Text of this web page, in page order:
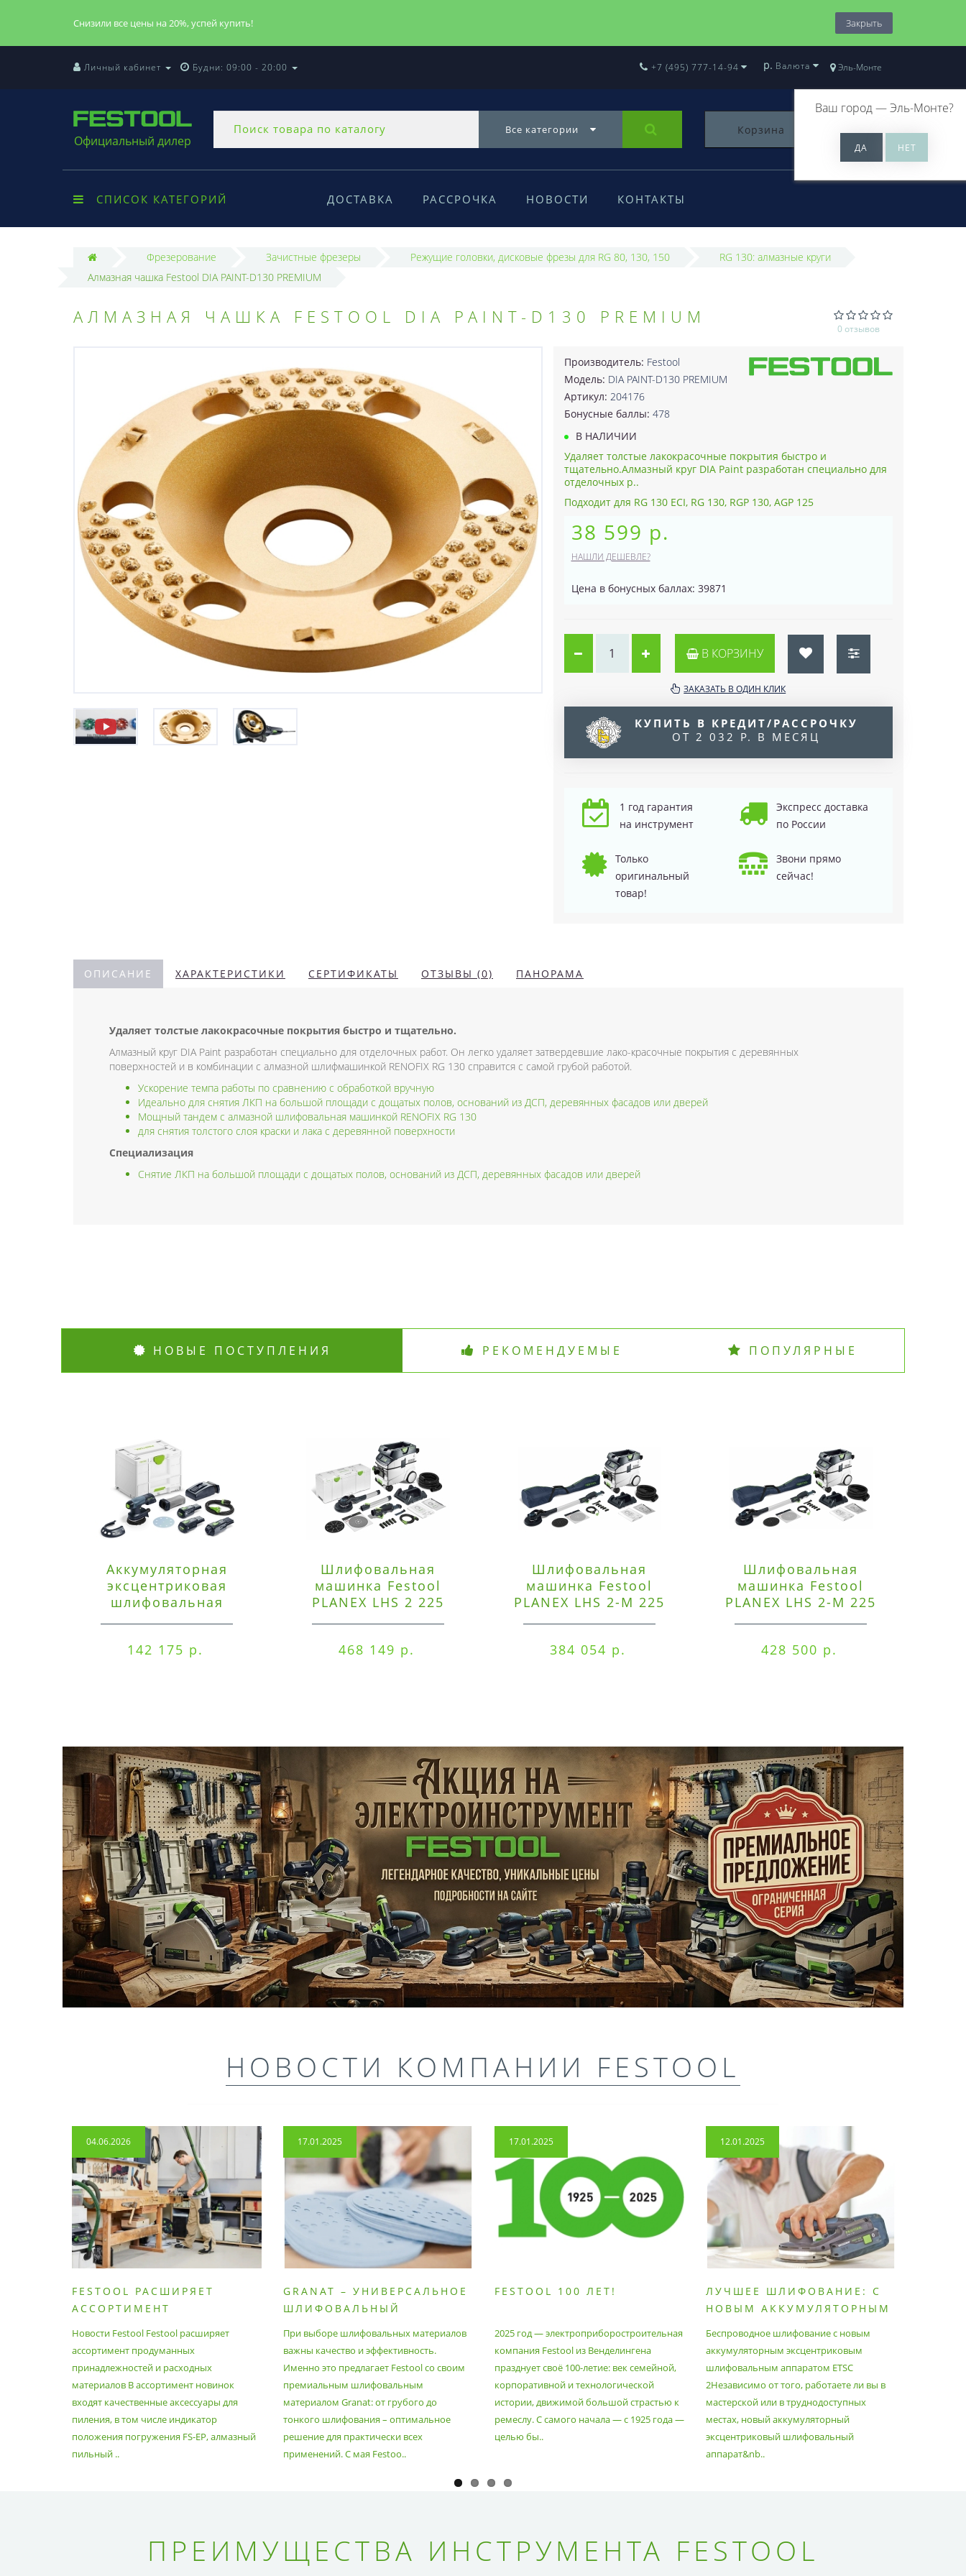
Снизили все цены на 20%, успей купить! Закрыть
Личный кабинет Будни: 09:00 - 20:00 Эль-Монте
Ваш город —Эль-Монте?
+7 (495) 777-14-94 р. Валюта
Официальный дилер
Все категории Корзина 0
СПИСОК КАТЕГОРИЙ ДОСТАВКА РАССРОЧКА НОВОСТИ КОНТАКТЫ
Фрезерование Зачистные фрезеры Режущие головки, дисковые фрезы для RG 80, 130, 150
RG 130: алмазные круги
Алмазная чашка Festool DIA PAINT-D130 PREMIUM
АЛМАЗНАЯ ЧАШКА FESTOOL DIA PAINT-D130 PREMIUM
0 отзывов
Производитель: Festool
Модель: DIA PAINT-D130 PREMIUM
Артикул: 204176
Бонусные баллы: 478
В НАЛИЧИИ
Удаляет толстые лакокрасочные покрытия быстро и
тщательно.Алмазный круг DIA Paint разработан специально для
отделочных р..
Подходит для RG 130 ECI, RG 130, RGP 130, AGP 125
38 599 р.
НАШЛИ ДЕШЕВЛЕ?
Цена в бонусных баллах: 39871
В КОРЗИНУ
ЗАКАЗАТЬ В ОДИН КЛИК
КУПИТЬ В КРЕДИТ/РАССРОЧКУ
ОТ 2 032 Р. В МЕСЯЦ
1 год гарантия
на инструмент
Экспресс доставка
по России
Только
оригинальный
товар!
Звони прямо
сейчас!
ОПИСАНИЕ ХАРАКТЕРИСТИКИ СЕРТИФИКАТЫ ОТЗЫВЫ (0) ПАНОРАМА
Удаляет толстые лакокрасочные покрытия быстро и тщательно.
Алмазный круг DIA Paint разработан специально для отделочных работ. Он легко удаляет затвердевшие лако-красочные покрытия с деревянных
поверхностей и в комбинации с алмазной шлифмашинкой RENOFIX RG 130 справится с самой грубой работой.
Ускорение темпа работы по сравнению с обработкой вручную
Идеально для снятия ЛКП на большой площади с дощатых полов, оснований из ДСП, деревянных фасадов или дверей
Мощный тандем с алмазной шлифовальная машинкой RENOFIX RG 130
для снятия толстого слоя краски и лака с деревянной поверхности
Специализация
Снятие ЛКП на большой площади с дощатых полов, оснований из ДСП, деревянных фасадов или дверей
НОВЫЕ ПОСТУПЛЕНИЯ РЕКОМЕНДУЕМЫЕ ПОПУЛЯРНЫЕ
Аккумуляторная
эксцентриковая
шлифовальная
142 175 р.
Шлифовальная
машинка Festool
PLANEX LHS 2 225
468 149 р.
Шлифовальная
машинка Festool
PLANEX LHS 2-M 225
384 054 р.
Шлифовальная
машинка Festool
PLANEX LHS 2-M 225
428 500 р.
НОВОСТИ КОМПАНИИ FESTOOL
04.06.2026
FESTOOL РАСШИРЯЕТ
АССОРТИМЕНТ
ПРИНАДЛЕЖНОСТЕЙ И
РАСХОДНЫХ МАТЕРИАЛОВ
Новости Festool Festool расширяет
ассортимент продуманных
принадлежностей и расходных
материалов В ассортимент новинок
входят качественные аксессуары для
пиления, в том числе индикатор
положения погружения FS-EP, алмазный
пильный ..
17.01.2025
GRANAT – УНИВЕРСАЛЬНОЕ
ШЛИФОВАЛЬНЫЙ
При выборе шлифовальных материалов
важны качество и эффективность.
Именно это предлагает Festool со своим
премиальным шлифовальным
материалом Granat: от грубого до
тонкого шлифования – оптимальное
решение для практически всех
применений. С мая Festoo..
17.01.2025
FESTOOL 100 ЛЕТ!
2025 год — электроприборостроительная
компания Festool из Венделингена
празднует своё 100-летие: век семейной,
корпоративной и технологической
истории, движимой большой страстью к
ремеслу. С самого начала — с 1925 года —
целью бы..
12.01.2025
ЛУЧШЕЕ ШЛИФОВАНИЕ: С
НОВЫМ АККУМУЛЯТОРНЫМ
АППАРАТОМ ETSC2
Беспроводное шлифование с новым
аккумуляторным эксцентриковым
шлифовальным аппаратом ETSC
2Независимо от того, работаете ли вы в
мастерской или в труднодоступных
местах, новый аккумуляторный
эксцентриковый шлифовальный
аппарат&nb..
ПРЕИМУЩЕСТВА ИНСТРУМЕНТА FESTOOL